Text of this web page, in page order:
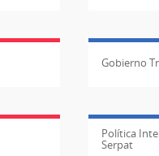
Gobierno
Política
Serpat